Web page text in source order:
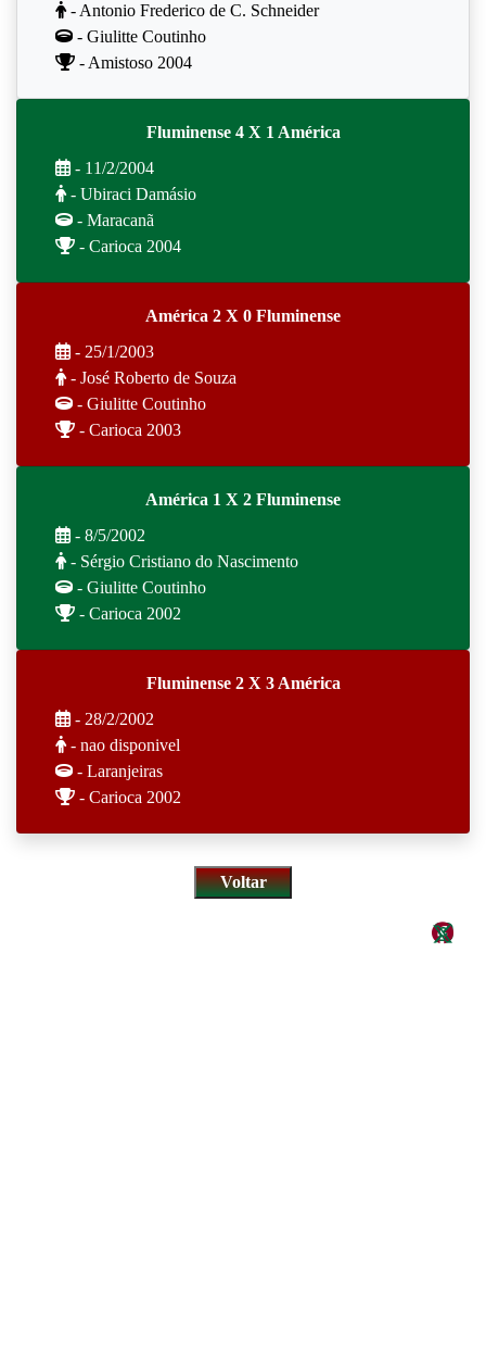
- Antonio Frederico de C. Schneider
- Giulitte Coutinho
- Amistoso 2004
Fluminense 4 X 1 América
- 11/2/2004
- Ubiraci Damásio
- Maracanã
- Carioca 2004
América 2 X 0 Fluminense
- 25/1/2003
- José Roberto de Souza
- Giulitte Coutinho
- Carioca 2003
América 1 X 2 Fluminense
- 8/5/2002
- Sérgio Cristiano do Nascimento
- Giulitte Coutinho
- Carioca 2002
Fluminense 2 X 3 América
- 28/2/2002
- nao disponivel
- Laranjeiras
- Carioca 2002